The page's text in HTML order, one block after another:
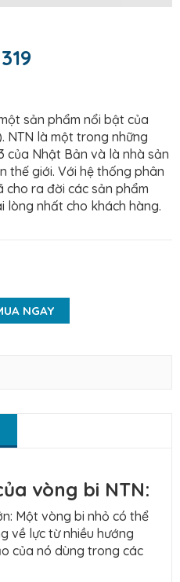
sản phẩm nổi bật của
NTN là một trong những
của Nhật Bản và là nhà sản
thế giới. Với hệ thống phân
cho ra đời các sản phẩm
lòng nhất cho khách hàng.
NGAY
vòng bi NTN:
Một vòng bi nhỏ có thể
về lực từ nhiều hướng
của nó dùng trong các